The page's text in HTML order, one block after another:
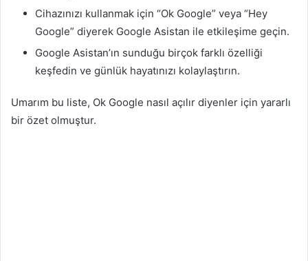
Cihazınızı kullanmak için “Ok Google” veya “Hey
Google” diyerek Google Asistan ile etkileşime geçin.
Google Asistan’ın sunduğu birçok farklı özelliği
keşfedin ve günlük hayatınızı kolaylaştırın.
Umarım bu liste, Ok Google nasıl açılır diyenler için yararlı
bir özet olmuştur.